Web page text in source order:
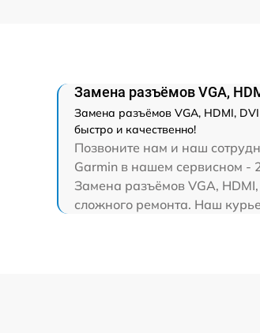
Замена разъёмов VGA,
Замена разъёмов VGA, HDMI,
быстро и качественно!
Позвоните нам и наш
Garmin в нашем сервисном -
Замена разъёмов VGA,
сложного ремонта. Наш